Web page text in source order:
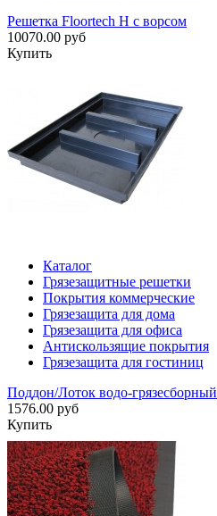
Решетка Floortech H с ворсом
10070.00 руб
Купить
Каталог
Грязезащитные решетки
Покрытия коммерческие
Грязезащита для дома
Грязезащита для офиса
Антискользящие покрытия
Грязезащита для гостиниц
Поддон/Лоток водо-грязесборный
1576.00 руб
Купить